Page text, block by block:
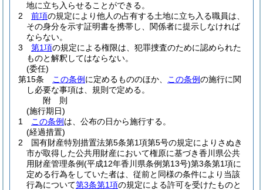
地に立ち入らせることができる。
2
前項の規定により他人の占有する土地に立ち入る職員は、
その身分を示す証明書を携帯し、関係者に提示しなければ
ならない。
3
第1項の規定による権限は、犯罪捜査のために認められた
ものと解釈してはならない。
(委任)
第15条
この条例 に定めるもののほか、 この条例の施行に関
し必要な事項は、規則で定める。
附 則
(施行期日)
1
この条例 は、公布の日から施行する。
(経過措置)
2
国有財産特別措置法第5条第1項第5号の規定によりさぬき
市が取得した公共用財産において権原に基づき香川県公共
用財産管理条例(平成12年香川県条例第13号)第3条第1項に
定める行為をしていた者は、従前と同様の条件により当該
行為について第3条第1項の規定による許可を受けたものと